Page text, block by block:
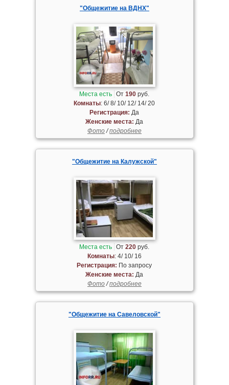
"Общежитие на ВДНХ"
Места есть От190 руб.
Комнаты: 6/ 8/ 10/ 12/ 14/ 20
Регистрация: Да
Женские места: Да
Фото/подробнее
"Общежитие на Калужской"
Места есть От220 руб.
Комнаты: 4/ 10/ 16
Регистрация: По запросу
Женские места: Да
Фото/подробнее
"Общежитие на Савеловской"